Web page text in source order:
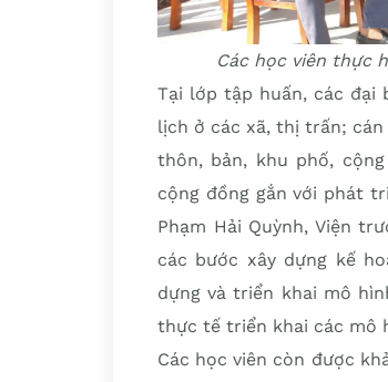
Các học viên thực
Tại lớp tập huấn, các đại
lịch ở các xã, thị trấn;
thôn, bản, khu phố,
cộng đồng gắn với phát
Phạm Hải Quỳnh, Viện
các bước xây dựng kế
dựng và triển khai mô
thực tế triển khai các mô
Các học viên còn được